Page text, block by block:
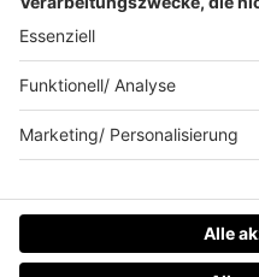
© barba radio. Ein Baby